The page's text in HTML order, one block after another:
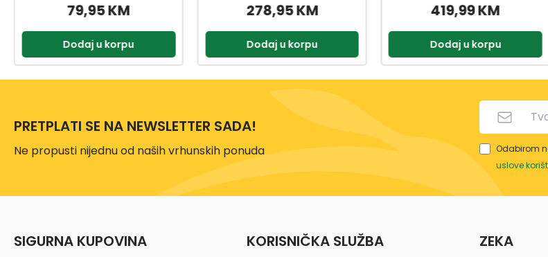
278,95 KM
Dodaj u korpu
419,99 KM
Dodaj u korpu
139,95 KM
174,95 KM
Dodaj u korpu
PRETPLATI SE NA NEWSLETTER SADA!
Ne propusti nijednu od naših vrhunskih ponuda Odabirom
uslove
SIGURNA KUPOVINA KORISNIČKA SLUŽBA ZEKA